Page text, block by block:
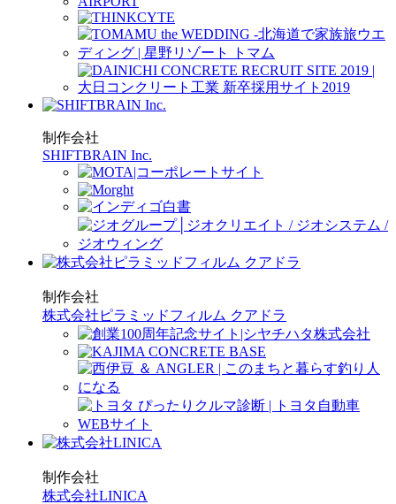
制作会社
SHIFTBRAIN Inc.
制作会社
株式会社ピラミッドフィルム クアドラ
制作会社
株式会社LINICA